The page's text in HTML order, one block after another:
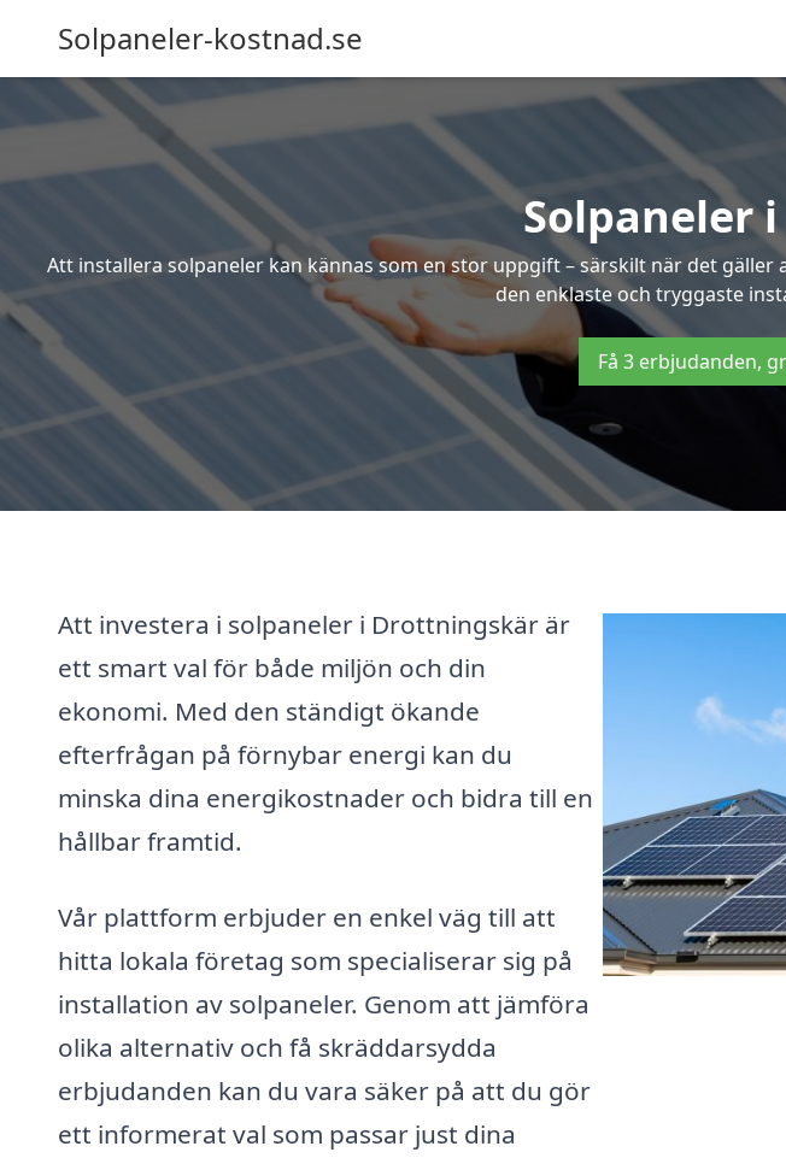
Solpaneler-kostnad.se
Solpaneler
Att installera solpaneler kan kännas som en stor uppgift – särskilt när det
den enklaste och tryggaste
Få 3 erbjudanden,
Att investera i solpaneler i Drottningskär är
ett smart val för både miljön och din
ekonomi. Med den ständigt ökande
efterfrågan på förnybar energi kan du
minska dina energikostnader och bidra till en
hållbar framtid.
Vår plattform erbjuder en enkel väg till att
hitta lokala företag som specialiserar sig på
installation av solpaneler. Genom att jämföra
olika alternativ och få skräddarsydda
erbjudanden kan du vara säker på att du gör
ett informerat val som passar just dina